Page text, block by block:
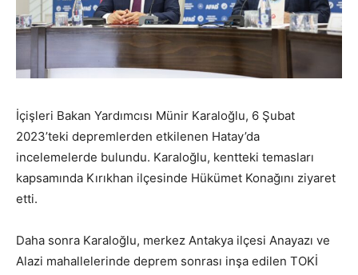
İçişleri Bakan Yardımcısı Münir Karaloğlu, 6 Şubat
2023’teki depremlerden etkilenen Hatay’da
incelemelerde bulundu. Karaloğlu, kentteki temasları
kapsamında Kırıkhan ilçesinde Hükümet Konağını ziyaret
etti.
Daha sonra Karaloğlu, merkez Antakya ilçesi Anayazı ve
Alazi mahallelerinde deprem sonrası inşa edilen TOKİ